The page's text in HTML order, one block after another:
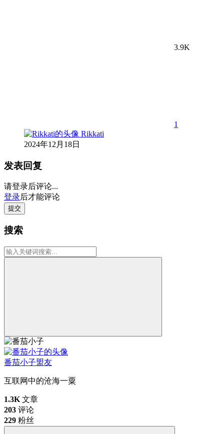
3.9K
1
Rikkati
2024年12月18日
发表回复
请登录后评论...
登录后才能评论
提交
搜索
番茄小子盟友
互联网中的沧海一粟
1.3K 文章
203 评论
229 粉丝